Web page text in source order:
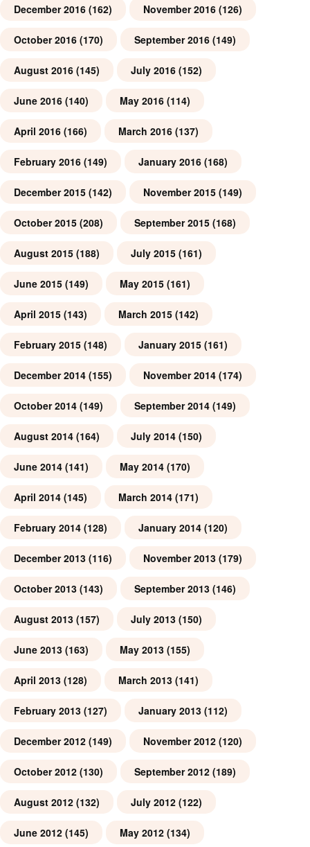
December 2016 (162) November 2016 (126)
October 2016 (170) September 2016 (149)
August 2016 (145) July 2016 (152)
June 2016 (140) May 2016 (114)
April 2016 (166) March 2016 (137)
February 2016 (149) January 2016 (168)
December 2015 (142) November 2015 (149)
October 2015 (208) September 2015 (168)
August 2015 (188) July 2015 (161)
June 2015 (149) May 2015 (161)
April 2015 (143) March 2015 (142)
February 2015 (148) January 2015 (161)
December 2014 (155) November 2014 (174)
October 2014 (149) September 2014 (149)
August 2014 (164) July 2014 (150)
June 2014 (141) May 2014 (170)
April 2014 (145) March 2014 (171)
February 2014 (128) January 2014 (120)
December 2013 (116) November 2013 (179)
October 2013 (143) September 2013 (146)
August 2013 (157) July 2013 (150)
June 2013 (163) May 2013 (155)
April 2013 (128) March 2013 (141)
February 2013 (127) January 2013 (112)
December 2012 (149) November 2012 (120)
October 2012 (130) September 2012 (189)
August 2012 (132) July 2012 (122)
June 2012 (145) May 2012 (134)